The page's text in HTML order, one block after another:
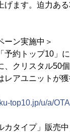
げます。迫力あ
ーン実施中＞
予約トップ10」
、クリスタル50
レアユニットが
top10.jp/u/a/
カタイプ」販売中